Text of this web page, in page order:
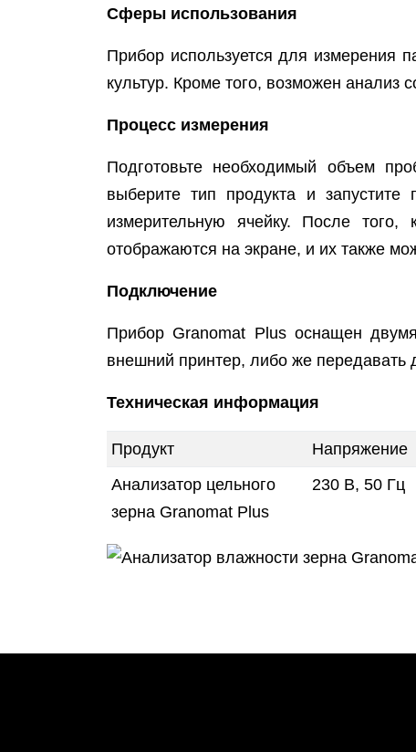
Сферы использования
Прибор используется для измерения
культур. Кроме того, возможен анализ
Процесс измерения
Подготовьте необходимый объем
выберите тип продукта и
измерительную ячейку. После того,
отображаются на экране, и их также
Подключение
Прибор Granomat Plus оснащен
внешний принтер, либо же передавать
Техническая информация
Продукт Напряжение
Анализатор цельного
зерна Granomat Plus
230 В, 50 Гц